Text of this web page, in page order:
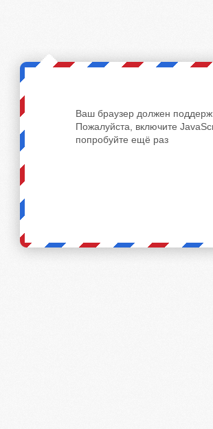
Ваш браузер должен
Пожалуйста, включите
попробуйте ещё раз